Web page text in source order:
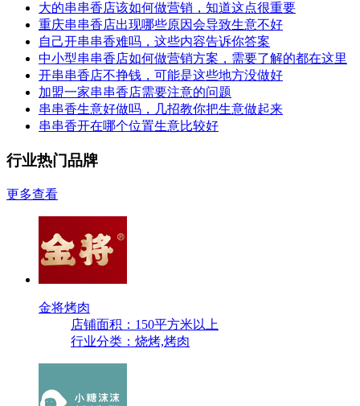
大的串串香店该如何做营销，知道这点很重要
重庆串串香店出现哪些原因会导致生意不好
自己开串串香难吗，这些内容告诉你答案
中小型串串香店如何做营销方案，需要了解的都在这里
开串串香店不挣钱，可能是这些地方没做好
加盟一家串串香店需要注意的问题
串串香生意好做吗，几招教你把生意做起来
串串香开在哪个位置生意比较好
行业热门品牌
更多查看
金将烤肉
店铺面积：150平方米以上
行业分类：烧烤,烤肉